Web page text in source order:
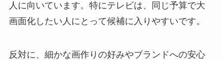
人に向いています。特にテレビは、同じ予算で大
画面化したい人にとって候補に入りやすいです。
反対に、細かな画作りの好みやブランドへの安心